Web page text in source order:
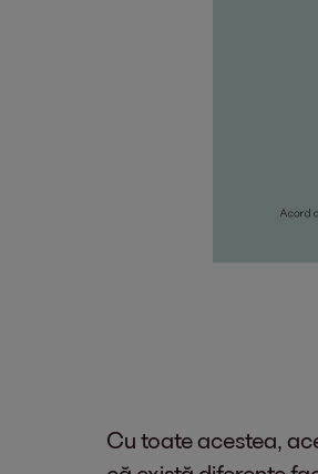
Cu toate acestea,